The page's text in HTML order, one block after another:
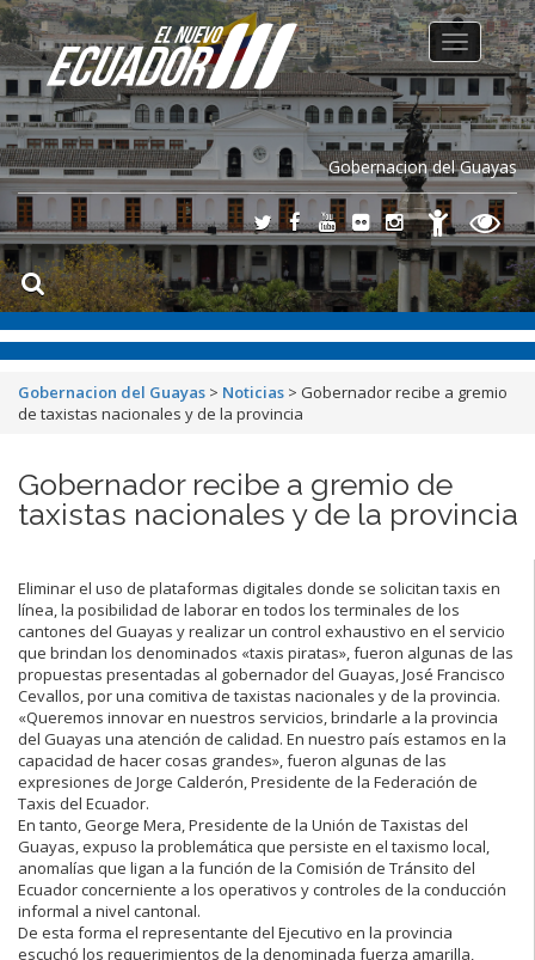
Gobernacion del Guayas
Toggle
navigation
Gobernacion del Guayas > Noticias > Gobernador recibe a gremio
de taxistas nacionales y de la provincia
Gobernador recibe a gremio de
taxistas nacionales y de la provincia
Eliminar el uso de plataformas digitales donde se solicitan taxis en
línea, la posibilidad de laborar en todos los terminales de los
cantones del Guayas y realizar un control exhaustivo en el servicio
que brindan los denominados «taxis piratas», fueron algunas de las
propuestas presentadas al gobernador del Guayas, José Francisco
Cevallos, por una comitiva de taxistas nacionales y de la provincia.
«Queremos innovar en nuestros servicios, brindarle a la provincia
del Guayas una atención de calidad. En nuestro país estamos en la
capacidad de hacer cosas grandes», fueron algunas de las
expresiones de Jorge Calderón, Presidente de la Federación de
Taxis del Ecuador.
En tanto, George Mera, Presidente de la Unión de Taxistas del
Guayas, expuso la problemática que persiste en el taxismo local,
anomalías que ligan a la función de la Comisión de Tránsito del
Ecuador concerniente a los operativos y controles de la conducción
informal a nivel cantonal.
De esta forma el representante del Ejecutivo en la provincia
escuchó los requerimientos de la denominada fuerza amarilla,